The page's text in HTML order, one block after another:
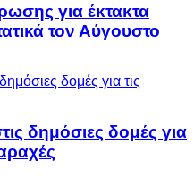
για έκτακτα
τον Αύγουστο
δημόσιες δομές για